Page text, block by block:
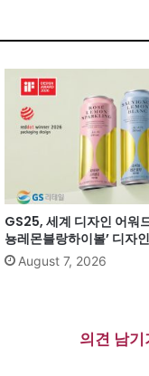
GS25, 세계 디자인 어워
뇽레몬블랑하이볼’ 디자
August 7, 2026
의견 남기